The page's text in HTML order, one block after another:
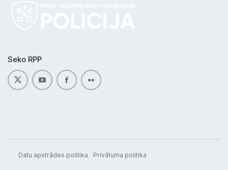
Seko RPP
Datu apstrādes politika Privātuma politika